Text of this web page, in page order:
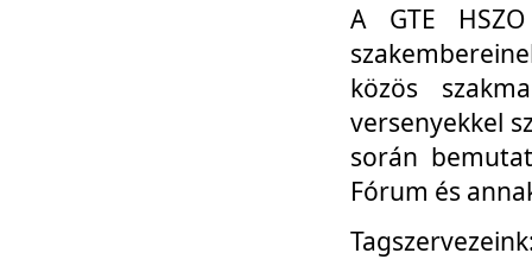
A GTE
közös
versenyekkel
során
Fórum és